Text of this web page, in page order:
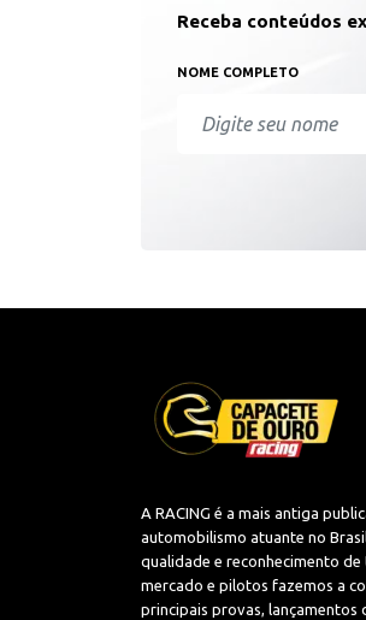
Receba conteúdos
NOME COMPLETO
A RACING é a mais antiga
automobilismo atuante no
qualidade e reconhecimento
mercado e pilotos fazemos a
principais provas, lançamentos